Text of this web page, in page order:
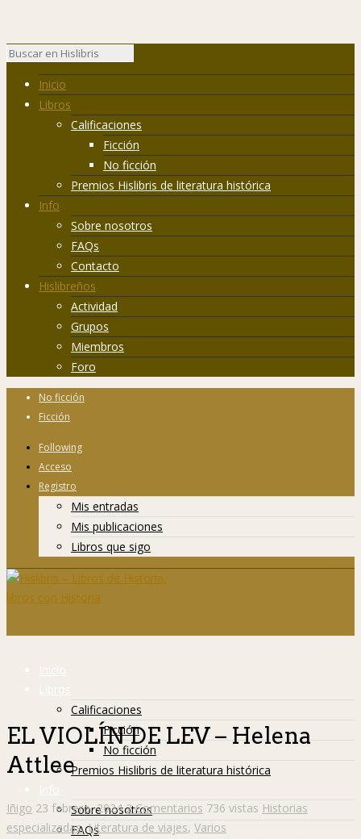
Inicio
Libros
Calificaciones
Ficción
No ficción
Premios Hislibris de literatura histórica
Info
Sobre nosotros
FAQs
Contacto
Hislibreños
Actividad
Grupos
Miembros
Foro
No ficción
Ficción
Following
Acceso
Registro
Mis entradas
Mis publicaciones
Libros que sigo
Inicio
Libros
Calificaciones
Ficción
No ficción
Premios Hislibris de literatura histórica
Info
Sobre nosotros
FAQs
EL VIOLÍN DE LEV – Helena
Attlee
Iñigo 23 febrero, 2024 2 Comentarios 736 vistas Historias
especializadas,Literatura de viajes, Varios